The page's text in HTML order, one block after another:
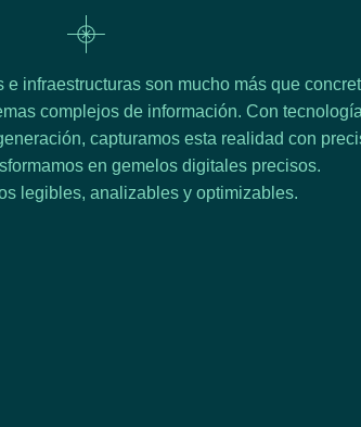
infraestructuras son mucho más que
complejos de información. Con
capturamos esta realidad con
en gemelos digitales precisos.
legibles, analizables y optimizables.